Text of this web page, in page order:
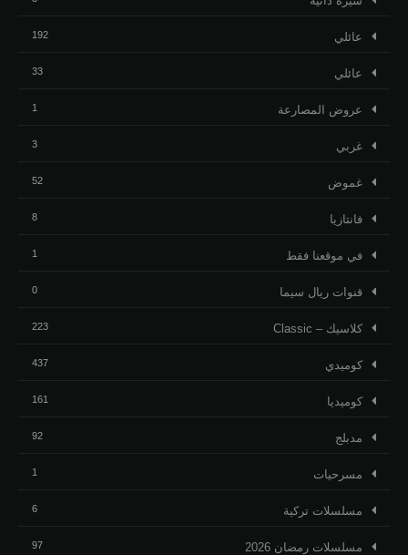
عائلي 192
عائلي 33
عروض المصارعة 1
غربي 3
غموض 52
فانتازيا 8
في موقعنا فقط 1
قنوات ريال سيما 0
كلاسيك – Classic 223
كوميدي 437
كوميديا 161
مدبلج 92
مسرحيات 1
مسلسلات تركية 6
مسلسلات رمضان 2026 97